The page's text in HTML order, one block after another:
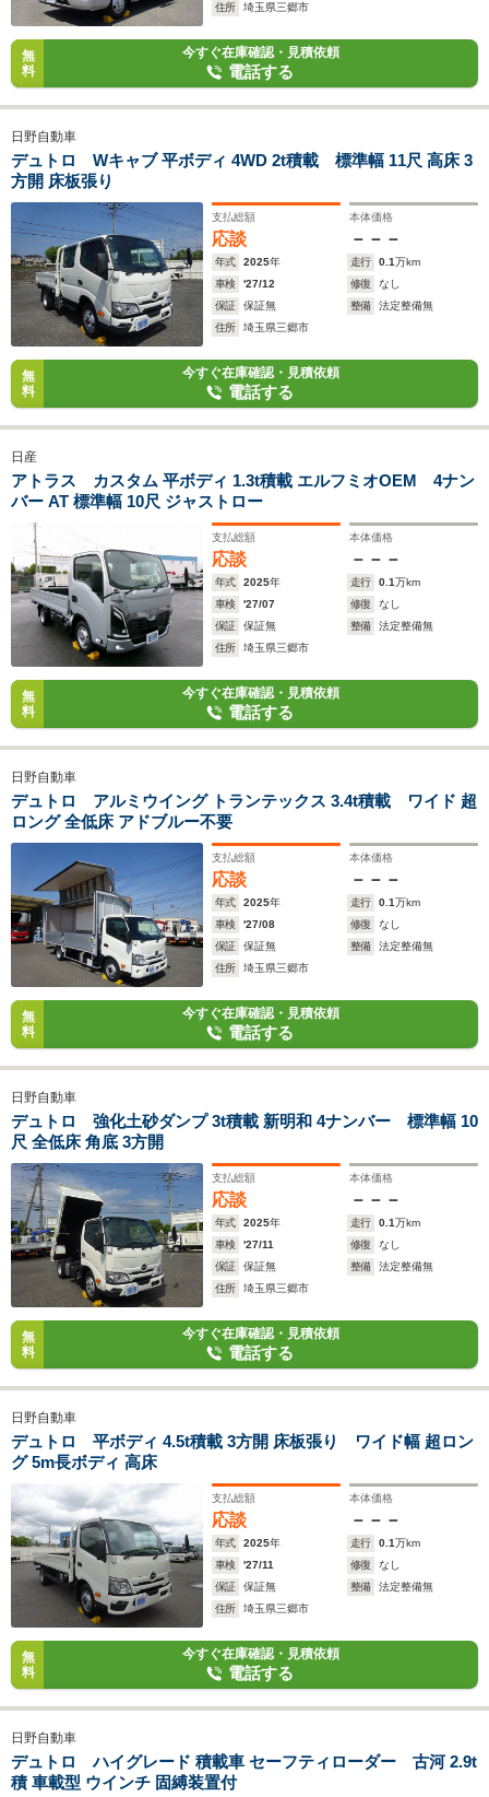
住所
埼玉県三郷市
無
料
今すぐ在庫確認・見積依頼
電話する
日野自動車
デュトロ Wキャブ 平ボディ 4WD 2t積載 標準幅 11尺 高床 3
方開 床板張り
支払総額
応談
本体価格
－－－
年式 2025年 走行 0.1万km
車検
'27/12 修復
なし
保証
保証無 整備
法定整備無
住所
埼玉県三郷市
無
料
今すぐ在庫確認・見積依頼
電話する
日産
アトラス カスタム 平ボディ 1.3t積載 エルフミオOEM 4ナン
バー AT 標準幅 10尺 ジャストロー
支払総額
応談
本体価格
－－－
年式 2025年 走行 0.1万km
車検
'27/07 修復
なし
保証
保証無 整備
法定整備無
住所
埼玉県三郷市
無
料
今すぐ在庫確認・見積依頼
電話する
日野自動車
デュトロ アルミウイング トランテックス 3.4t積載 ワイド 超
ロング 全低床 アドブルー不要
支払総額
応談
本体価格
－－－
年式 2025年 走行 0.1万km
車検
'27/08 修復
なし
保証
保証無 整備
法定整備無
住所
埼玉県三郷市
無
料
今すぐ在庫確認・見積依頼
電話する
日野自動車
デュトロ 強化土砂ダンプ 3t積載 新明和 4ナンバー 標準幅 10
尺 全低床 角底 3方開
支払総額
応談
本体価格
－－－
年式 2025年 走行 0.1万km
車検
'27/11 修復
なし
保証
保証無 整備
法定整備無
住所
埼玉県三郷市
無
料
今すぐ在庫確認・見積依頼
電話する
日野自動車
デュトロ 平ボディ 4.5t積載 3方開 床板張り ワイド幅 超ロン
グ 5m長ボディ 高床
支払総額
応談
本体価格
－－－
年式 2025年 走行 0.1万km
車検
'27/11 修復
なし
保証
保証無 整備
法定整備無
住所
埼玉県三郷市
無
料
今すぐ在庫確認・見積依頼
電話する
日野自動車
デュトロ ハイグレード 積載車 セーフティローダー 古河 2.9t
積 車載型 ウインチ 固縛装置付